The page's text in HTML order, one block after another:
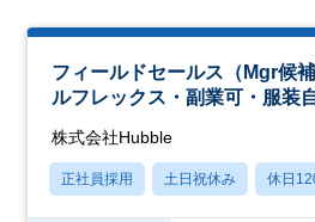
フィールドセールス（Mgr候
ルフレックス・副業可・服装
株式会社Hubble
正社員採用 土日祝休み 休日